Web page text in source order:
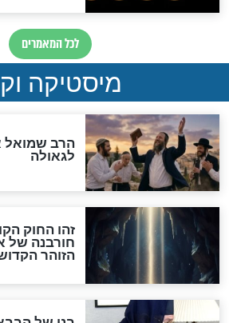
מה יהיה בימות
"לפני הגאולה
והכחשה גדולה
האמונה"
האם לאחר בוא
אפשר לחזור